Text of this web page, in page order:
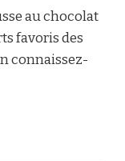
au chocolat
favoris des
connaissez-